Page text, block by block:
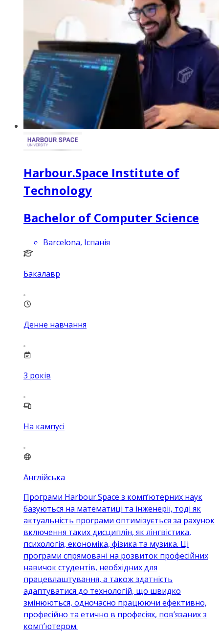
Harbour.Space Institute of
Technology
Bachelor of Computer Science
Barcelona, Іспанія
Бакалавр
Денне навчання
3 років
На кампусі
Англійська
Програми Harbour.Space з комп’ютерних наук
базуються на математиці та інженерії, тоді як
актуальність програми оптимізується за рахунок
включення таких дисциплін, як лінгвістика,
психологія, економіка, фізика та музика. Ці
програми спрямовані на розвиток професійних
навичок студентів, необхідних для
працевлаштування, а також здатність
адаптуватися до технологій, що швидко
змінюються, одночасно працюючи ефективно,
професійно та етично в професіях, пов’язаних з
комп’ютером.